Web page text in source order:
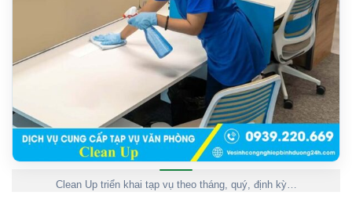
Clean Up triển khai tạp vụ theo tháng, quý, định kỳ…